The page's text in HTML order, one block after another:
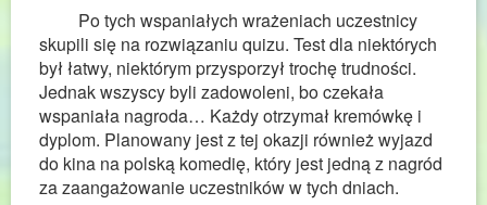
Po tych wspaniałych wrażeniach uczestnicy
skupili się na rozwiązaniu quizu. Test dla niektórych
był łatwy, niektórym przysporzył trochę trudności.
Jednak wszyscy byli zadowoleni, bo czekała
wspaniała nagroda… Każdy otrzymał kremówkę i
dyplom. Planowany jest z tej okazji również wyjazd
do kina na polską komedię, który jest jedną z nagród
za zaangażowanie uczestników w tych dniach.